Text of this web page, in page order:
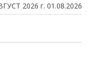
2026 г. 01.08.2026